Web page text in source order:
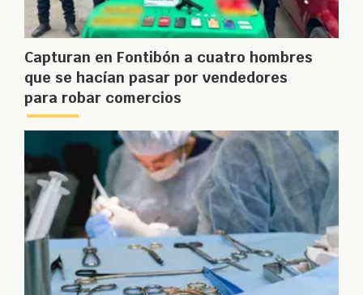
Capturan en Fontibón a cuatro hombres
que se hacían pasar por vendedores
para robar comercios